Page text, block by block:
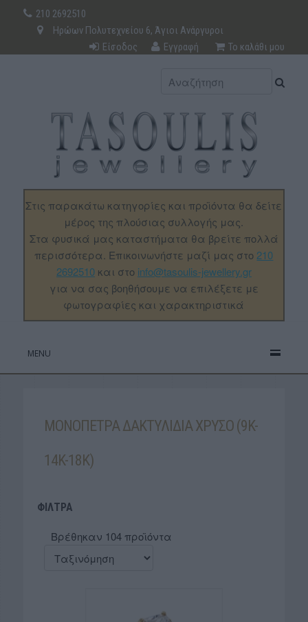
210 2692510
Ηρώων Πολυτεχνείου 6, Άγιοι Ανάργυροι
Είσοδος
Εγγραφή Το καλάθι μου
Στις παρακάτω κατηγορίες και προϊόντα θα δείτε
μέρος της πλούσιας συλλογής μας.
Στα φυσικά μας καταστήματα θα βρείτε πολλά
περισσότερα. Επικοινωνήστε μαζί μας στο 210
2692510και στο info@tasoulis-jewellery.gr
για να σας βοηθήσουμε να επιλέξετε με
φωτογραφίες και χαρακτηριστικά
MENU
ΜΟΝΟΠΕΤΡΑ ΔΑΚΤΥΛΙΔΙΑ ΧΡΥΣΟ (9K-
14K-18K)
ΦΙΛΤΡΑ
Βρέθηκαν 104 προϊόντα